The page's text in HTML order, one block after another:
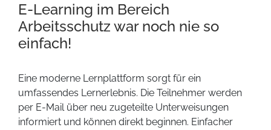
E-Learning im Bereich
Arbeitsschutz war noch nie so
einfach!
Eine moderne Lernplattform sorgt für ein
umfassendes Lernerlebnis. Die Teilnehmer werden
per E-Mail über neu zugeteilte Unterweisungen
informiert und können direkt beginnen. Einfacher